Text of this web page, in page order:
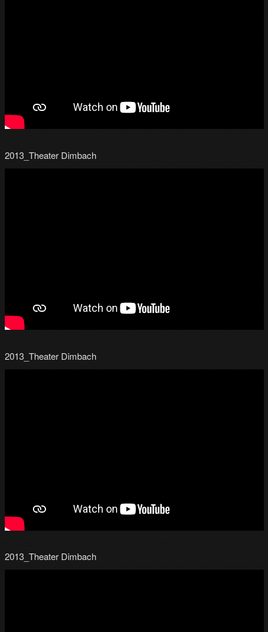
2013_Theater Dimbach
2013_Theater Dimbach
2013_Theater Dimbach